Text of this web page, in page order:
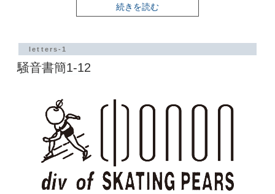
“騒
音
13”
続きを読む
letters-1
騒音書簡1-12